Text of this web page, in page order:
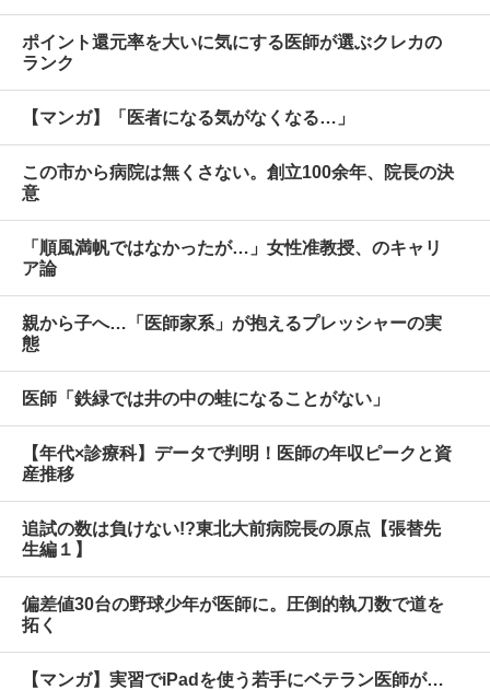
ポイント還元率を大いに気にする医師が選ぶクレカの
ランク
【マンガ】「医者になる気がなくなる…」
この市から病院は無くさない。創立100余年、院長の決
意
「順風満帆ではなかったが…」女性准教授、のキャリ
ア論
親から子へ…「医師家系」が抱えるプレッシャーの実
態
医師「鉄緑では井の中の蛙になることがない」
【年代×診療科】データで判明！医師の年収ピークと資
産推移
追試の数は負けない!?東北大前病院長の原点【張替先
生編１】
偏差値30台の野球少年が医師に。圧倒的執刀数で道を
拓く
【マンガ】実習でiPadを使う若手にベテラン医師が…